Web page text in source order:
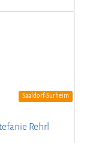
Saaldorf-Surheim
Rehrl